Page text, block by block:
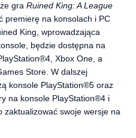
gra Ruined King: A League
premierę na konsolach i PC
King, wprowadzająca
będzie dostępna na
Xbox One, a
Store. W dalszej
konsole PlayStation®5 oraz
na konsole PlayStation®4 i
swoje wersje na